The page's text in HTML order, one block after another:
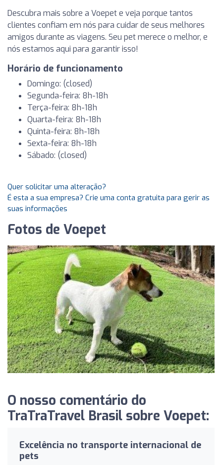
Descubra mais sobre a Voepet e veja porque tantos
clientes confiam em nós para cuidar de seus melhores
amigos durante as viagens. Seu pet merece o melhor, e
nós estamos aqui para garantir isso!
Horário de funcionamento
Domingo: (closed)
Segunda-feira: 8h-18h
Terça-feira: 8h-18h
Quarta-feira: 8h-18h
Quinta-feira: 8h-18h
Sexta-feira: 8h-18h
Sábado: (closed)
Quer solicitar uma alteração?
É esta a sua empresa? Crie uma conta gratuita para gerir as
suas informações
Fotos de Voepet
O nosso comentário do
TraTraTravel Brasil sobre Voepet:
Excelência no transporte internacional de
pets